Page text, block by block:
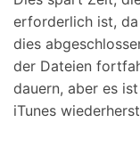
erforderlich ist,
dies
der Dateien
dauern, aber es
iTunes